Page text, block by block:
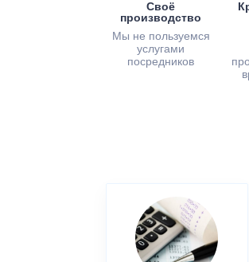
Своё
производство
Мы не пользуемся
услугами
посредников